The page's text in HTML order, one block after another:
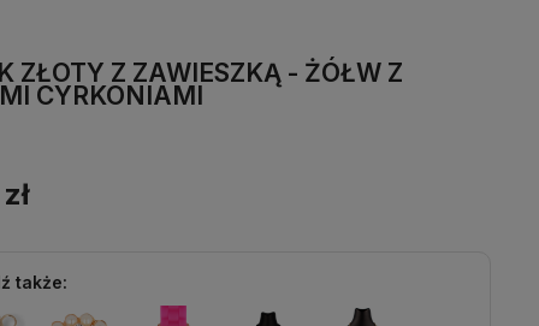
ZŁOTY Z ZAWIESZKĄ - ŻÓŁW Z
CYRKONIAMI
także: